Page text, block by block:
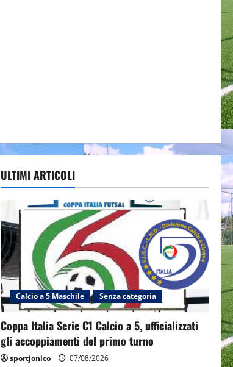
ULTIMI ARTICOLI
Calcio a 5 Maschile Senza categoria
Coppa Italia Serie C1 Calcio a 5, ufficializzati
gli accoppiamenti del primo turno
sportjonico 07/08/2026